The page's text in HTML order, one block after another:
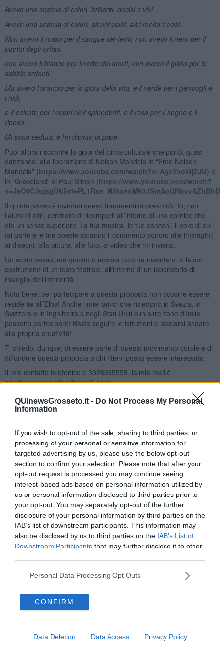
QUInewsGrosseto.it - Do Not Process My Personal
Information
If you wish to opt-out of the sale, sharing to third parties, or
processing of your personal or sensitive information for
targeted advertising by us, please use the below opt-out
section to confirm your selection. Please note that after your
opt-out request is processed you may continue seeing
interest-based ads based on personal information utilized by
us or personal information disclosed to third parties prior to
your opt-out. You may separately opt-out of the further
disclosure of your personal information by third parties on the
IAB’s list of downstream participants. This information may
also be disclosed by us to third parties on the IAB’s List of
Downstream Participants that may further disclose it to other
Personal Data Processing Opt Outs
CONFIRM
Data Deletion Data Access Privacy Policy
Avevo una scatola di colori, brillanti, decisi e vivi.
Avevo una scatola di colori, alcuni caldi, altri molto freddi.
Non avevo il rosso per il sangue dei feriti, non avevo il nero per il
pianto degli orfani,
non avevo il bianco per il volto dei morti, non avevo il giallo per le
sabbie ardenti.
Ma avevo l’arancio per la gioia della vita, e il verde per i germogli e
i nidi,
e il celeste per i chiari cieli splendenti, e il rosa per il sogno e il
riposo.
Mi sono seduta, e ho dipinto la pace.
Puoi allora riscoprire la gioia del clima culturale che portò, quasi
danzando, alla liberazione di Nelson Mandela in “Free Nelson
Mandela” (https://www.youtube.com/watch?v=AgcTvoWjZJU) e
in “Graceland” di Paul Simon (https://www.youtube.com/watch?
Il quinto passo è inviarmi questi frammenti di creatività. Io, con
l’aiuto di altri, cercherò di ricomporli all’interno di una cornice che
dia un senso superiore. La tua musica, le tue canzoni, il coro di cui
fai parte e le tue poesie saranno il commento sonoro alle immagini,
ai disegni, alla pittura, alle foto, ai video che mi invierai.
Un sesto passo, ma questo è ancora tutto da inventare, è la co-
costruzione di un testo teatrale, all’interno di un laboratorio di
risveglio dell’interiorità.
Nota bene: per partecipare a questa proposta non occorre essere
residente all’Elba! Anche i miei amici che risiedono in Svezia, in
Svizzera o in Inghilterra o negli Stati Uniti o in altre zone d’Italia
possono partecipare! Basta seguire le istruzioni e lasciarsi andare
alla propria creatività!
Ti chiedo, dunque, di essere parte di questo movimento corale e di
diffondere questa proposta a chi ritieni possa essere interessato.
Il mio contatto telefonico è 3928695558, la mia mail è
adolfosantoro.elba@gmail.com
A presto.
Adolfo Santoro
Se vuoi leggere le notizie principali della Toscana iscriviti alla
Newsletter QUInews - ToscanaMedia.Arriva gratis tutti i giorni
alle 20:00 direttamente nella tua casella di posta.
Basta cliccareQUI
Ti potrebbe interessare anche:
Articoli dal Blog “Disincantato” di Adolfo Santoro
​Un esempio di civismo
​Il ripristino della natura secondo la legge e l’impegno dei
Cittadini
Il nesso tra cambiamenti climatici e salute umana
Tutti morimmo a stento (3)
Tutti morimmo a stento (2)
IL CORRIDOIO BLU il resoconto del convegno